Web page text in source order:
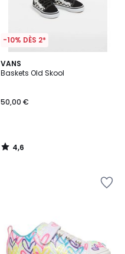
-10% DÈS 2*
VANS
Baskets Old Skool
50,00 €
4,6
/ 5
4,6
/